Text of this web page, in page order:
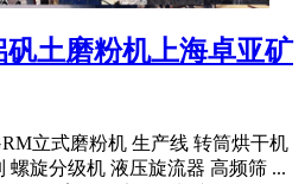
土磨粉机上海卓亚矿
立式磨粉机 生产线 转筒烘干机
螺旋分级机 液压旋流器 高频筛 ...